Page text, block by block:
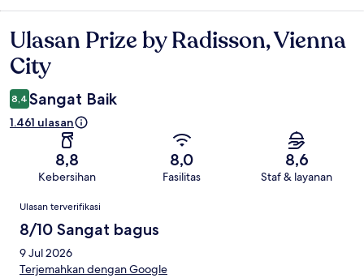
Ulasan
Ulasan Prize by Radisson, Vienna
City
8,4 Sangat Baik
1.461 ulasan
8,8
Kebersihan
8,0
Fasilitas
8,6
Staf & layanan
Ulasan
Ulasan terverifikasi
8/10 Sangat bagus
9 Jul 2026
Terjemahkan dengan Google